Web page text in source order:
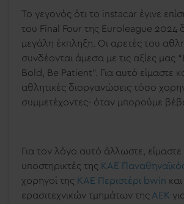
Το γεγονός ότι το instacar έγινε
του Final Four της Euroleague 2024
μεγάλη έκπληξη. Οι αρετές του
συνδέονται άμεσα με τις αξίες μας
Bold, Be Patient”. Για αυτό είμαστε
αθλητικές διοργανώσεις τόσο
συμμετέχοντες- όταν μπορούμε
Για τον λόγο αυτό άλλωστε, είμαστε
υποστηρικτές της ΚΑΕ
χορηγοί της KAE Περιστέρι bwin
ερασιτεχνικών τμημάτων της ΑΕΚ